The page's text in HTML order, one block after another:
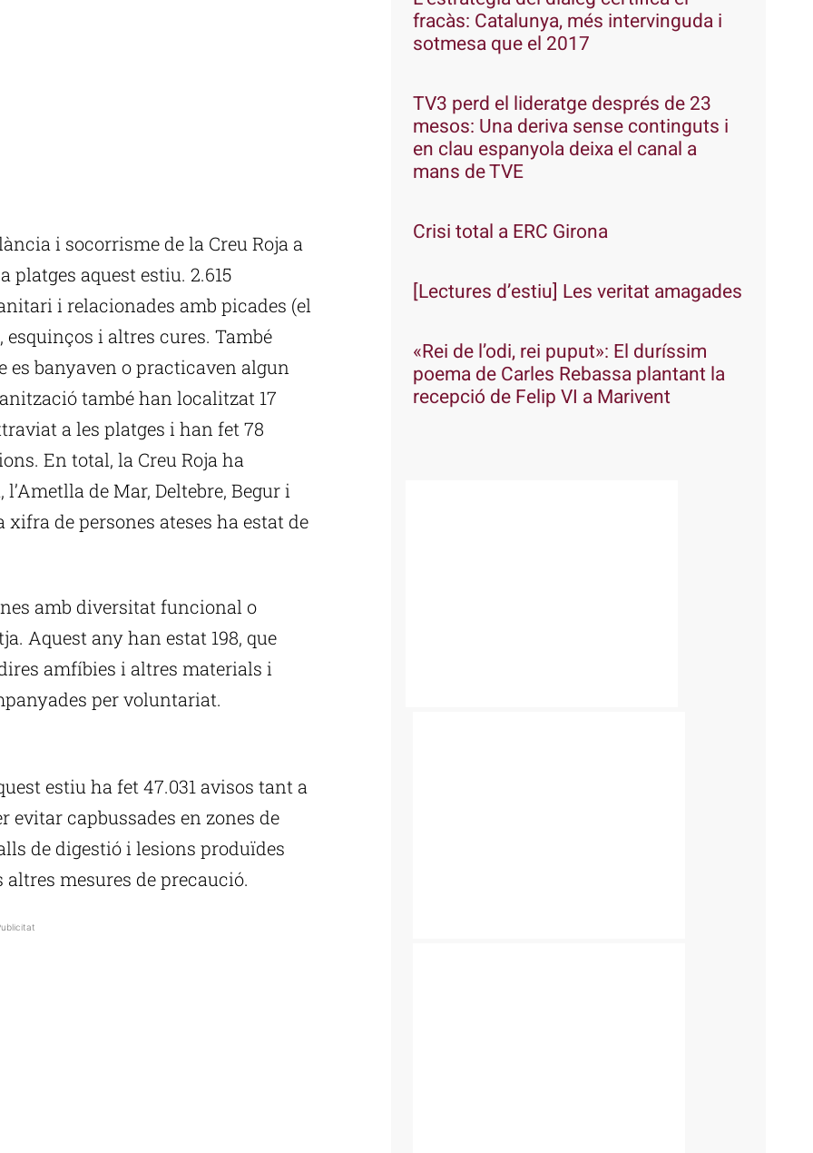
i socorrisme de la Creu Roja a
platges aquest estiu. 2.615
i relacionades amb picades (el
i altres cures. També
es banyaven o practicaven algun
també han localitzat 17
a les platges i han fet 78
En total, la Creu Roja ha
de Mar, Deltebre, Begur i
xifra de persones ateses ha estat de
amb diversitat funcional o
Aquest any han estat 198, que
amfíbies i altres materials i
per voluntariat.
estiu ha fet 47.031 avisos tant a
evitar capbussades en zones de
de digestió i lesions produïdes
mesures de precaució.
fracàs: Catalunya, més intervinguda i
sotmesa que el 2017
TV3 perd el lideratge després de 23
mesos: Una deriva sense continguts i
en clau espanyola deixa el canal a
mans de TVE
Crisi total a ERC Girona
[Lectures d’estiu] Les veritat amagades
«Rei de l’odi, rei puput»: El duríssim
poema de Carles Rebassa plantant la
recepció de Felip VI a Marivent